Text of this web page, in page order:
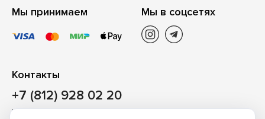
Мы принимаем Мы в соцсетях
Контакты
+7 (812) 928 02 20
Наш магазин